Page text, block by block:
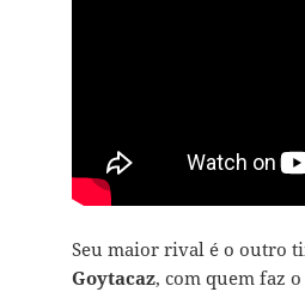
Seu maior rival é o outro
Goytacaz, com quem faz